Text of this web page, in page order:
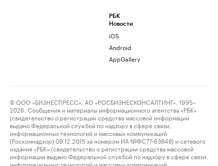
РБК
Новости
iOS
Android
AppGallery
© ООО «БИЗНЕСПРЕСС», АО «РОСБИЗНЕСКОНСАЛТИНГ», 1995–
2026. Сообщения и материалы информационного агентства «РБК»
(свидетельство о регистрации средства массовой информации
выдано Федеральной службой по надзору в сфере связи,
информационных технологий и массовых коммуникаций
(Роскомнадзор) 09.12.2015 за номером ИА №ФС77-63848) и сетевого
издания «РБК» (свидетельство о регистрации средства массовой
информации выдано Федеральной службой по надзору в сфере связи,
информационных технологий и массовых коммуникаций